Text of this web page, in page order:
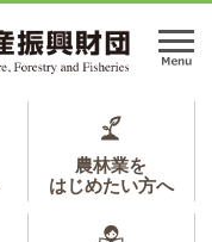
メ
農林業を
はじめたい方へ